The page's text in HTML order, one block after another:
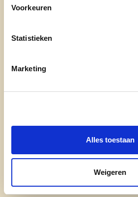
Voorkeuren
Statistieken
Marketing
Alles toestaan
Weigeren
onze partij
Engagement